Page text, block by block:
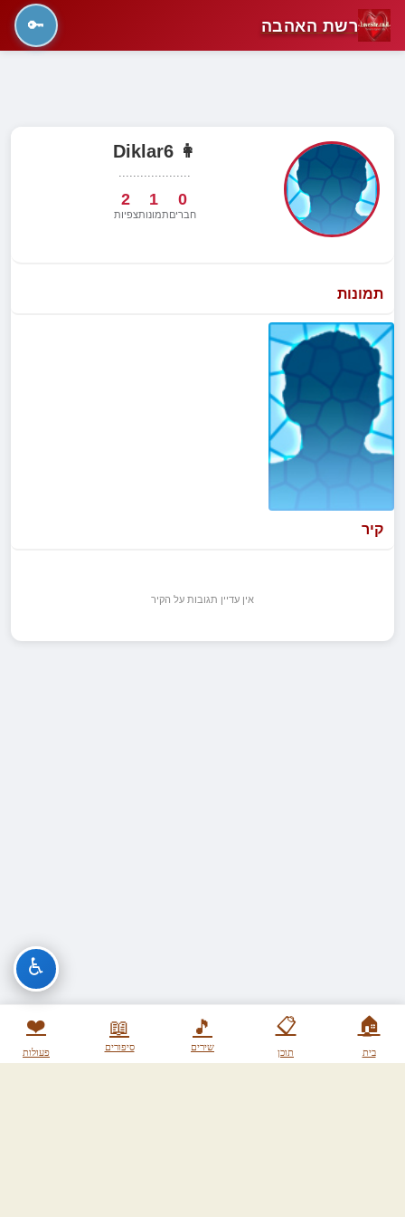
רשת האהבה 🔑
🏠
בית
📋
תוכן
🎵
שירים
📖
סיפורים
❤️
פעולות
👩 Diklar6
....................
0
חברים
1
תמונות
2
צפיות
תמונות
קיר
אין עדיין תגובות על הקיר
♿